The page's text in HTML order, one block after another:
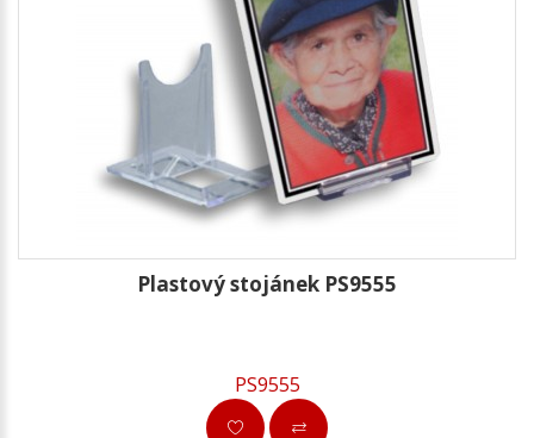
Plastový stojánek PS9555
PS9555